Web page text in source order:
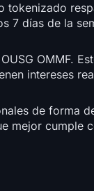
tokenizado
7 días de la
OMMF.
intereses
de forma
mejor cumple